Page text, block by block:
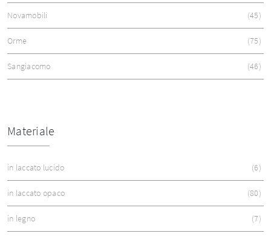
Novamobili 45
Orme 75
Sangiacomo 46
Materiale
in laccato lucido 6
in laccato opaco 80
in legno 7